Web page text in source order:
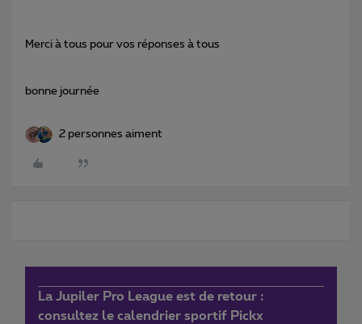
Merci à tous pour vos réponses à tous
bonne journée
2 personnes aiment
La Jupiler Pro League est de retour :
consultez le calendrier sportif Pickx